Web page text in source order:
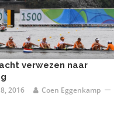
verwezen naar
2016 Coen Eggenkamp